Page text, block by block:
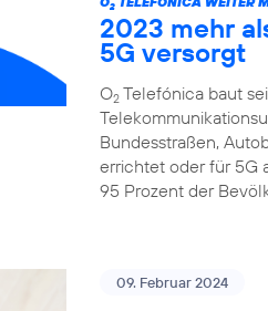
2
2023 mehr
5G versorgt
O2 Telefónica baut
Bundesstraßen,
errichtet oder für 5G
95 Prozent der
09. Februar 2024